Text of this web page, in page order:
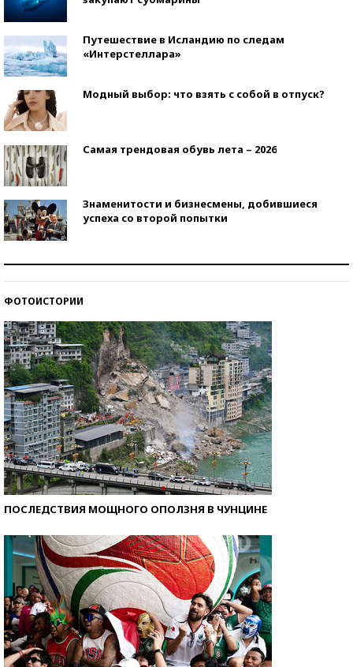
Путешествие в Исландию по следам
«Интерстеллара»
Модный выбор: что взять с собой в отпуск?
Самая трендовая обувь лета – 2026
Знаменитости и бизнесмены, добившиеся
успеха со второй попытки
ФОТОИСТОРИИ
ПОСЛЕДСТВИЯ МОЩНОГО ОПОЛЗНЯ В ЧУНЦИНЕ